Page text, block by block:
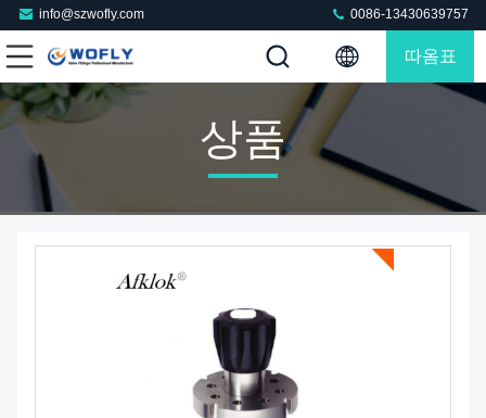
info@szwofly.com 0086-13430639757
따옴표
상품